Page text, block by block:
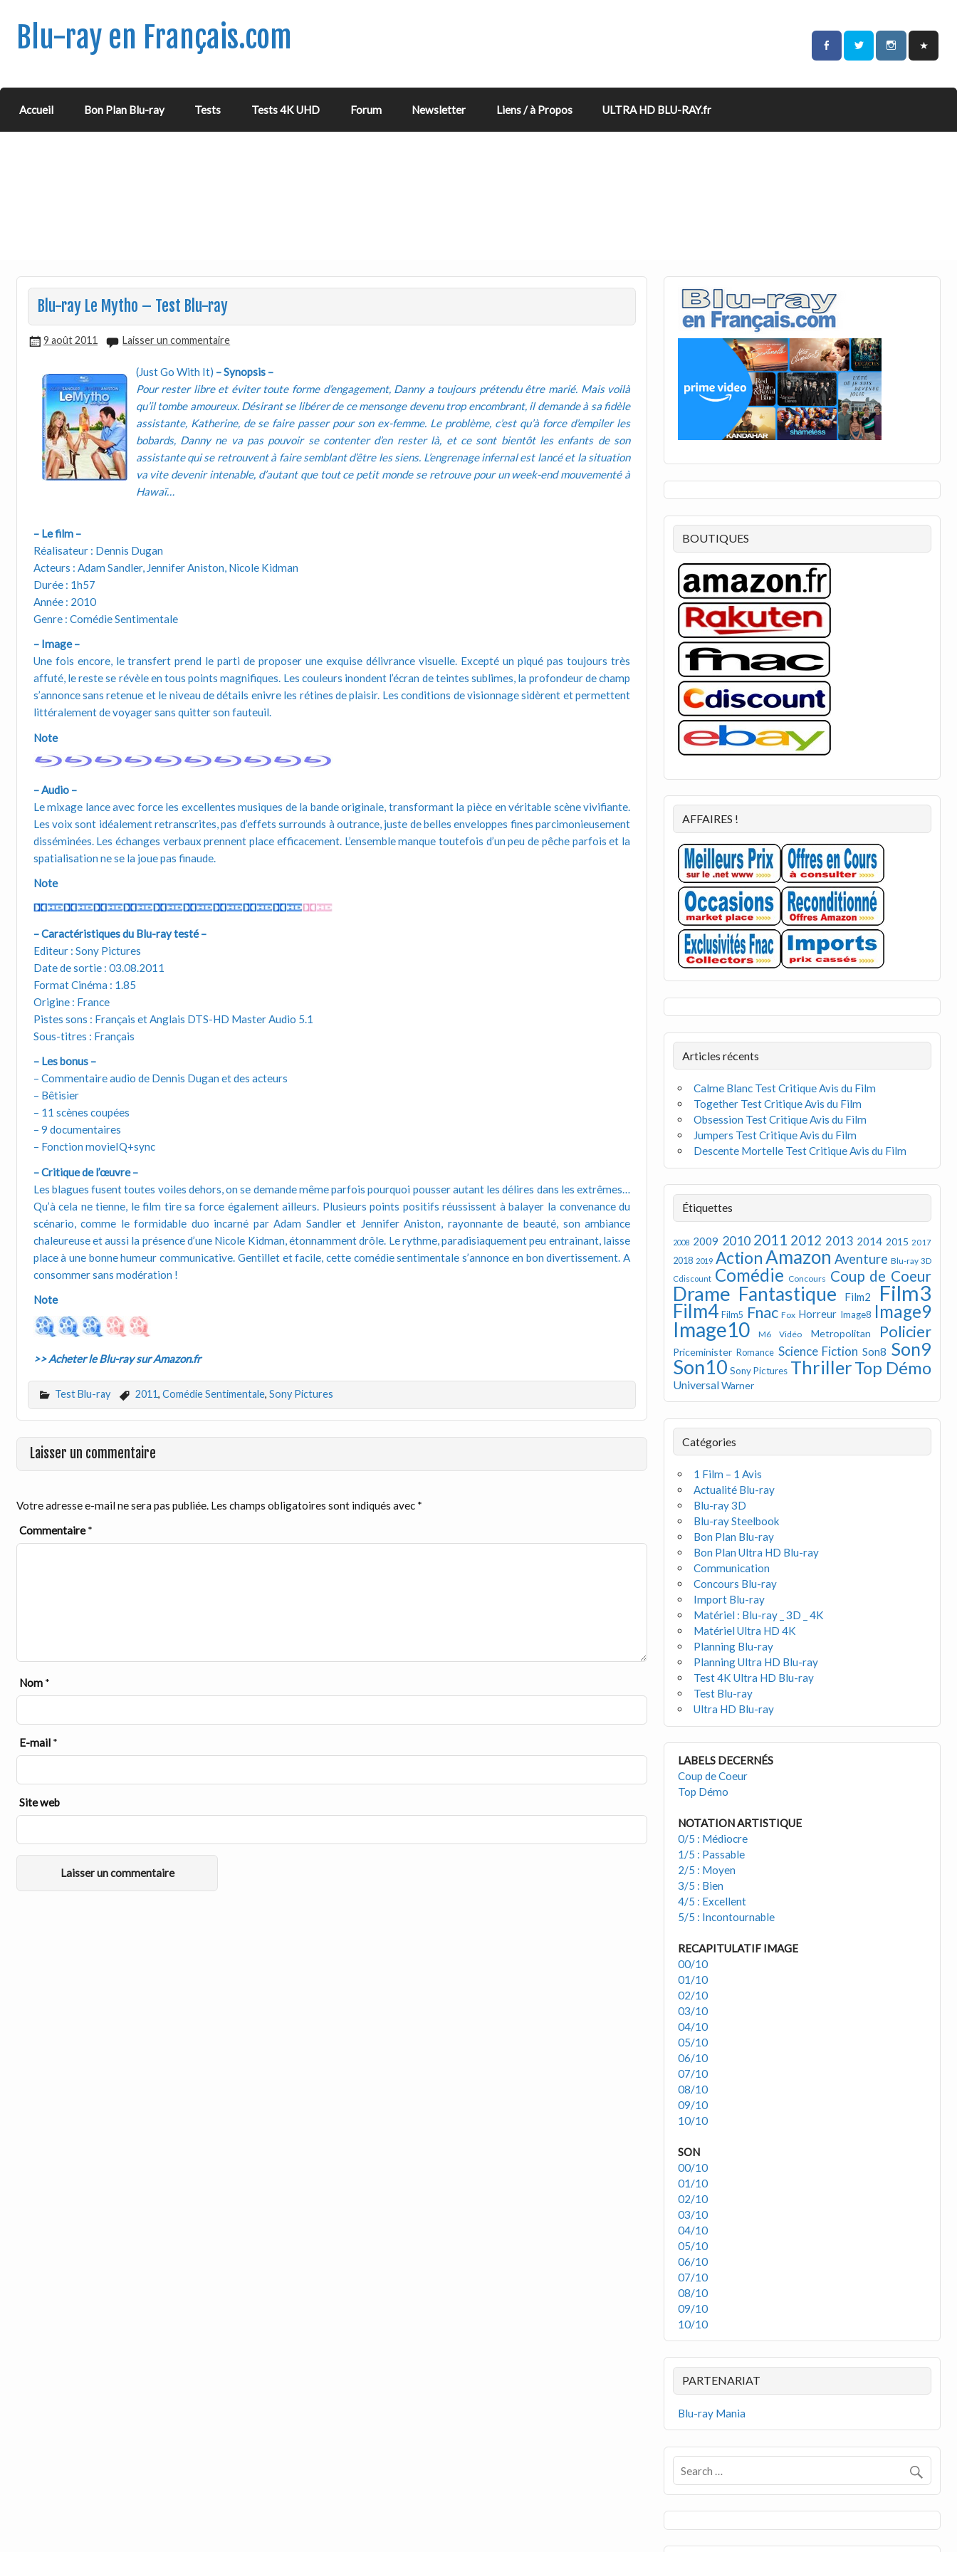
Blu-ray en Français.com
Accueil Bon Plan Blu-ray Tests Tests 4K UHD Forum Newsletter Liens / à Propos ULTRA HD BLU-RAY.fr
Blu-ray Le Mytho – Test Blu-ray
9 août 2011 Laisser un commentaire
(Just Go With It) – Synopsis –
Pour rester libre et éviter toute forme d’engagement, Danny a toujours prétendu être marié. Mais voilà
qu’il tombe amoureux. Désirant se libérer de ce mensonge devenu trop encombrant, il demande à sa fidèle
assistante, Katherine, de se faire passer pour son ex-femme. Le problème, c’est qu’à force d’empiler les
bobards, Danny ne va pas pouvoir se contenter d’en rester là, et ce sont bientôt les enfants de son
assistante qui se retrouvent à faire semblant d’être les siens. L’engrenage infernal est lancé et la situation
va vite devenir intenable, d’autant que tout ce petit monde se retrouve pour un week-end mouvementé à
Hawaï…
– Le film –
Réalisateur : Dennis Dugan
Acteurs : Adam Sandler, Jennifer Aniston, Nicole Kidman
Durée : 1h57
Année : 2010
Genre : Comédie Sentimentale
– Image –
Une fois encore, le transfert prend le parti de proposer une exquise délivrance visuelle. Excepté un piqué pas toujours très
affuté, le reste se révèle en tous points magnifiques. Les couleurs inondent l’écran de teintes sublimes, la profondeur de champ
s’annonce sans retenue et le niveau de détails enivre les rétines de plaisir. Les conditions de visionnage sidèrent et permettent
littéralement de voyager sans quitter son fauteuil.
Note
– Audio –
Le mixage lance avec force les excellentes musiques de la bande originale, transformant la pièce en véritable scène vivifiante.
Les voix sont idéalement retranscrites, pas d’effets surrounds à outrance, juste de belles enveloppes fines parcimonieusement
disséminées. Les échanges verbaux prennent place efficacement. L’ensemble manque toutefois d’un peu de pêche parfois et la
spatialisation ne se la joue pas finaude.
Note
– Caractéristiques du Blu-ray testé –
Editeur : Sony Pictures
Date de sortie : 03.08.2011
Format Cinéma : 1.85
Origine : France
Pistes sons : Français et Anglais DTS-HD Master Audio 5.1
Sous-titres : Français
– Les bonus –
– Commentaire audio de Dennis Dugan et des acteurs
– Bêtisier
– 11 scènes coupées
– 9 documentaires
– Fonction movieIQ+sync
– Critique de l’œuvre –
Les blagues fusent toutes voiles dehors, on se demande même parfois pourquoi pousser autant les délires dans les extrêmes…
Qu’à cela ne tienne, le film tire sa force également ailleurs. Plusieurs points positifs réussissent à balayer la convenance du
scénario, comme le formidable duo incarné par Adam Sandler et Jennifer Aniston, rayonnante de beauté, son ambiance
chaleureuse et aussi la présence d’une Nicole Kidman, étonnamment drôle. Le rythme, paradisiaquement peu entrainant, laisse
place à une bonne humeur communicative. Gentillet et facile, cette comédie sentimentale s’annonce en bon divertissement. A
consommer sans modération !
Note
>> Acheter le Blu-ray sur Amazon.fr
Test Blu-ray 2011, Comédie Sentimentale, Sony Pictures
Laisser un commentaire
Votre adresse e-mail ne sera pas publiée. Les champs obligatoires sont indiqués avec *
Commentaire*
Nom *
E-mail *
Site web
BOUTIQUES
AFFAIRES !
Articles récents
Calme Blanc Test Critique Avis du Film
Together Test Critique Avis du Film
Obsession Test Critique Avis du Film
Jumpers Test Critique Avis du Film
Descente Mortelle Test Critique Avis du Film
Étiquettes
2008 2009 2010 2011 2012 2013 2014 2015 2017
2018 2019 ActionAmazon Aventure Blu-ray 3D
Cdiscount Comédie Concours Coup de Coeur
Drame Fantastique Film2 Film3
Film4 Film5 Fnac Fox Horreur Image8 Image9
Image10 M6 Vidéo Metropolitan Policier
Priceminister Romance Science Fiction Son8 Son9
Son10 Sony Pictures ThrillerTop Démo
UniversalWarner
Catégories
1 Film – 1 Avis
Actualité Blu-ray
Blu-ray 3D
Blu-ray Steelbook
Bon Plan Blu-ray
Bon Plan Ultra HD Blu-ray
Communication
Concours Blu-ray
Import Blu-ray
Matériel : Blu-ray _ 3D _ 4K
Matériel Ultra HD 4K
Planning Blu-ray
Planning Ultra HD Blu-ray
Test 4K Ultra HD Blu-ray
Test Blu-ray
Ultra HD Blu-ray
LABELS DECERNÉS
Coup de Coeur
Top Démo
NOTATION ARTISTIQUE
0/5 : Médiocre
1/5 : Passable
2/5 : Moyen
3/5 : Bien
4/5 : Excellent
5/5 : Incontournable
RECAPITULATIF IMAGE
00/10
01/10
02/10
03/10
04/10
05/10
06/10
07/10
08/10
09/10
10/10
SON
00/10
01/10
02/10
03/10
04/10
05/10
06/10
07/10
08/10
09/10
10/10
PARTENARIAT
Blu-ray Mania